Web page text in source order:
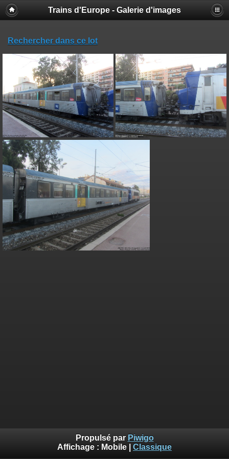
Trains d'Europe - Galerie d'images
Rechercher dans ce lot
Propulsé par Piwigo
Affichage : Mobile Classique